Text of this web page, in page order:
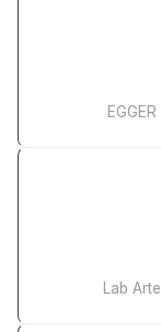
EGGER
Lab Arte